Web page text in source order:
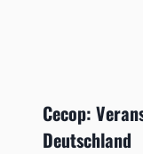
Cecop:
Deutschland